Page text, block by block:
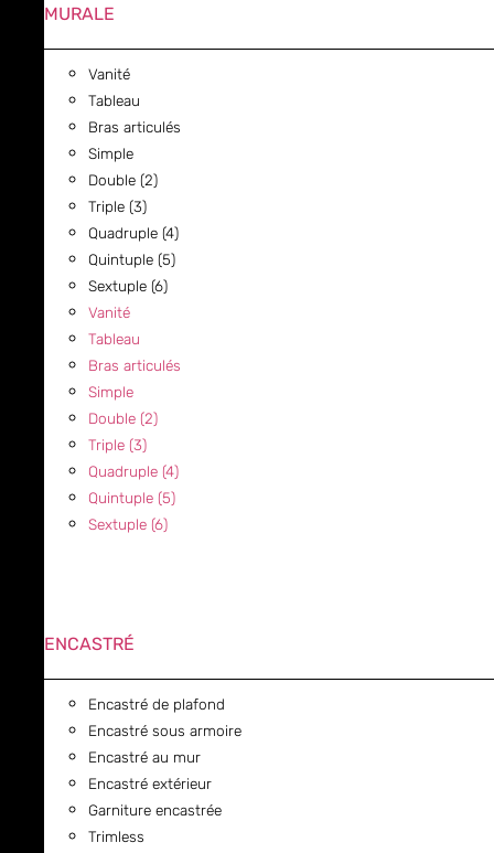
MURALE
Vanité
Tableau
Bras articulés
Simple
Double (2)
Triple (3)
Quadruple (4)
Quintuple (5)
Sextuple (6)
Vanité
Tableau
Bras articulés
Simple
Double (2)
Triple (3)
Quadruple (4)
Quintuple (5)
Sextuple (6)
ENCASTRÉ
Encastré de plafond
Encastré sous armoire
Encastré au mur
Encastré extérieur
Garniture encastrée
Trimless